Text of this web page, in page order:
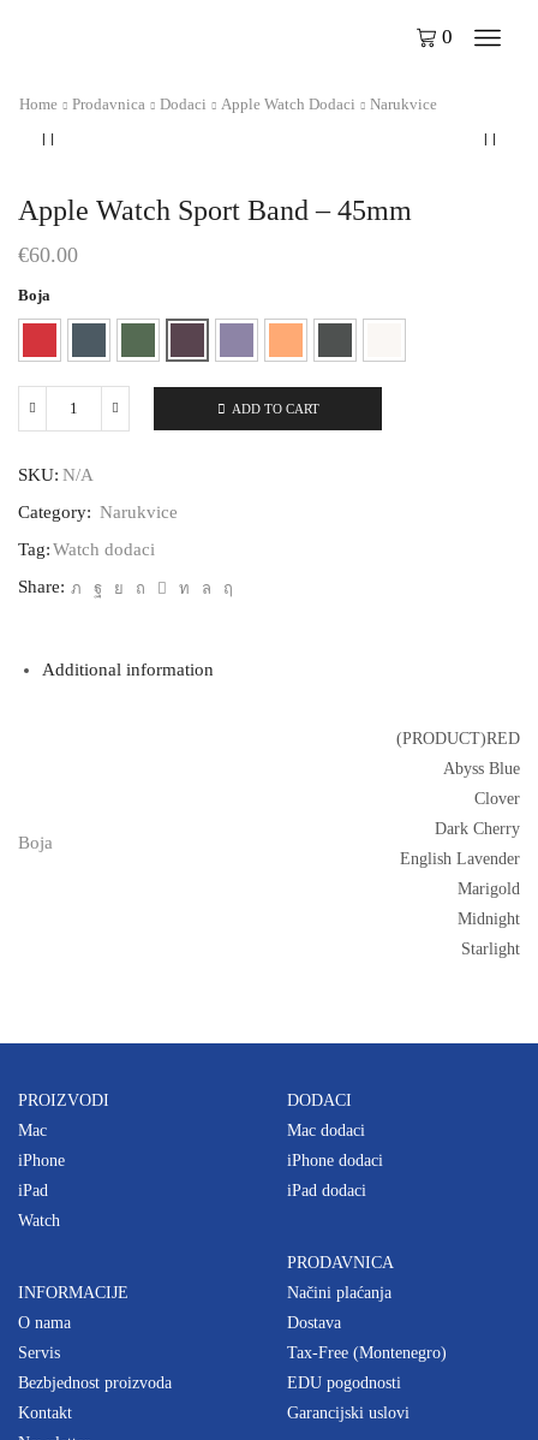
0
Home Prodavnica Dodaci Apple Watch Dodaci Narukvice
Apple Watch Sport Band – 45mm
€60.00
Boja
Apple
Band
45mm
quantity
ADD TO CART
SKU: N/A
Category: Narukvice
Tag:Watch dodaci
Share:
Additional information
Boja
(PRODUCT)RED
Abyss Blue
Clover
Dark Cherry
English Lavender
Marigold
Midnight
Starlight
PROIZVODI
Mac
iPhone
iPad
Watch
INFORMACIJE
O nama
Servis
Bezbjednost proizvoda
Kontakt
DODACI
Mac dodaci
iPhone dodaci
iPad dodaci
PRODAVNICA
Načini plaćanja
Dostava
Tax-Free (Montenegro)
EDU pogodnosti
Garancijski uslovi